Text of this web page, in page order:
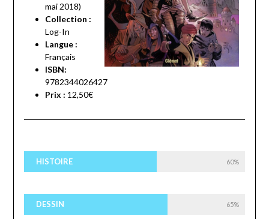
mai 2018)
Collection :
Log-In
Langue :
Français
ISBN:
9782344026427
Prix : 12,50€
HISTOIRE 60%
DESSIN 65%